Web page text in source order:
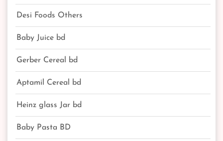
Desi Foods Others
Baby Juice bd
Gerber Cereal bd
Aptamil Cereal bd
Heinz glass Jar bd
Baby Pasta BD